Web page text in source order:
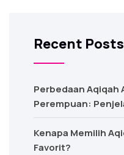
Recent Posts
Perbedaan Aqiqah
Perempuan:
Kenapa Memilih
Favorit?